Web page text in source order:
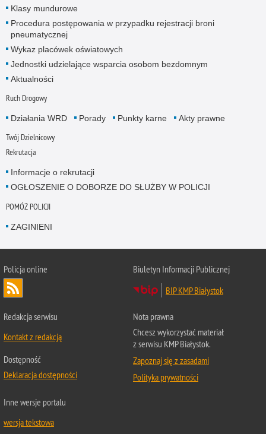
Klasy mundurowe
Procedura postępowania w przypadku rejestracji broni
pneumatycznej
Wykaz placówek oświatowych
Jednostki udzielające wsparcia osobom bezdomnym
Aktualności
Ruch Drogowy
Działania WRD Porady Punkty karne Akty prawne
Twój Dzielnicowy
Rekrutacja
Informacje o rekrutacji
OGŁOSZENIE O DOBORZE DO SŁUŻBY W POLICJI
POMÓŻ POLICJI
ZAGINIENI
Policja online
Biuletyn Informacji Publicznej
BIP KMP Białystok
Redakcja serwisu
Kontakt z redakcją
Dostępność
Deklaracja dostępności
Nota prawna
Chcesz wykorzystać materiał
z serwisu KMP Białystok.
Zapoznaj się z zasadami
Polityka prywatności
Inne wersje portalu
wersja tekstowa